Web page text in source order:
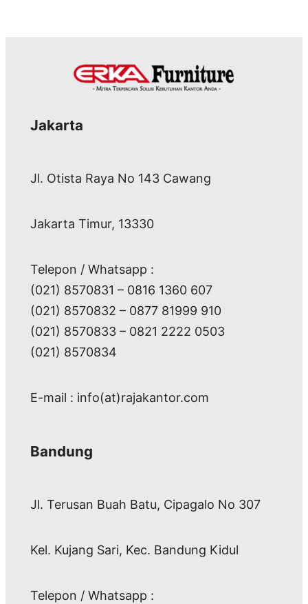
Jakarta
Jl. Otista Raya No 143 Cawang
Jakarta Timur, 13330
Telepon / Whatsapp :
(021) 8570831 – 0816 1360 607
(021) 8570832 – 0877 81999 910
(021) 8570833 – 0821 2222 0503
(021) 8570834
E-mail : info(at)rajakantor.com
Bandung
Jl. Terusan Buah Batu, Cipagalo No 307
Kel. Kujang Sari, Kec. Bandung Kidul
Telepon / Whatsapp :